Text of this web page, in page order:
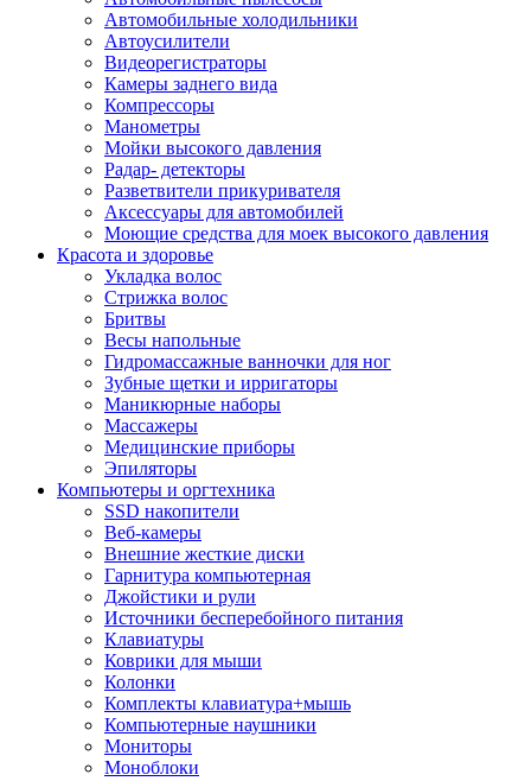
Автомобильные холодильники
Автоусилители
Видеорегистраторы
Камеры заднего вида
Компрессоры
Манометры
Мойки высокого давления
Радар- детекторы
Разветвители прикуривателя
Аксессуары для автомобилей
Моющие средства для моек высокого давления
Красота и здоровье
Укладка волос
Стрижка волос
Бритвы
Весы напольные
Гидромассажные ванночки для ног
Зубные щетки и ирригаторы
Маникюрные наборы
Массажеры
Медицинские приборы
Эпиляторы
Компьютеры и оргтехника
SSD накопители
Веб-камеры
Внешние жесткие диски
Гарнитура компьютерная
Джойстики и рули
Источники бесперебойного питания
Клавиатуры
Коврики для мыши
Колонки
Комплекты клавиатура+мышь
Компьютерные наушники
Мониторы
Моноблоки